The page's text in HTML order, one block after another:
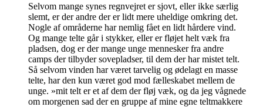
Selvom mange synes regnvejret er sjovt, eller ikke særlig
slemt, er der andre der er lidt mere uheldige omkring det.
Nogle af områderne har nemlig fået en lidt hårdere vind.
Og mange telte går i stykker, eller er fløjet helt væk fra
pladsen, dog er der mange unge mennesker fra andre
camps der tilbyder sovepladser, til dem der har mistet telt.
Så selvom vinden har været tarvelig og ødelagt en masse
telte, har den kun været god mod fælleskabet mellem de
unge. »mit telt er et af dem der fløj væk, og da jeg vågnede
om morgenen sad der en gruppe af mine egne teltmakkere